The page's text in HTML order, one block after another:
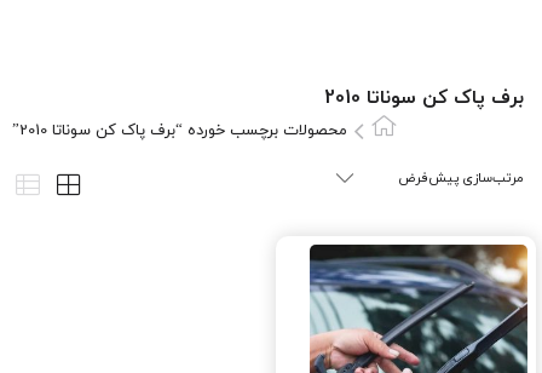
برف پاک کن سوناتا 2010
محصولات برچسب خورده “برف پاک کن سوناتا 2010”